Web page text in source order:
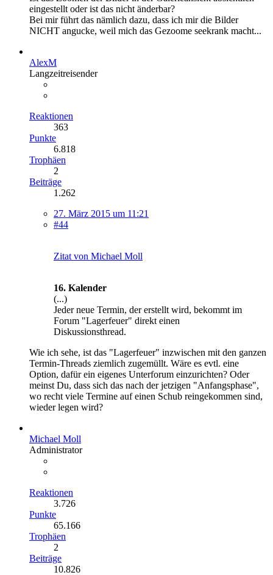
eingestellt oder ist das nicht änderbar?
Bei mir führt das nämlich dazu, dass ich mir die Bilder
NICHT angucke, weil mich das Gezoome seekrank macht...
AlexM
Langzeitreisender
Reaktionen
363
Punkte
6.818
Trophäen
2
Beiträge
1.262
27. März 2015 um 11:21
#44
Zitat von Michael Moll
16. Kalender
(...)
Jeder neue Termin, der erstellt wird, bekommt im
Forum "Lagerfeuer" direkt einen
Diskussionsthread.
Wie ich sehe, ist das "Lagerfeuer" inzwischen mit den ganzen
Termin-Threads ziemlich zugemüllt. Wäre es evtl. eine
Option, dafür ein eigenes Unterforum einzurichten? Oder
meinst Du, dass sich das nach der jetzigen "Anfangsphase",
wo recht viele Termine auf einen Schub reingekommen sind,
wieder legen wird?
Michael Moll
Administrator
Reaktionen
3.726
Punkte
65.166
Trophäen
2
Beiträge
10.826